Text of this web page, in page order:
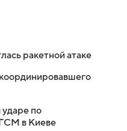
ракетной атаке
по
в Киеве